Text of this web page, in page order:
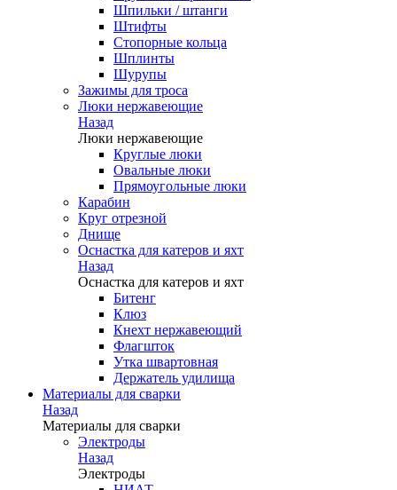
Шпильки / штанги
Штифты
Стопорные кольца
Шплинты
Шурупы
Зажимы для троса
Люки нержавеющие
Назад
Люки нержавеющие
Круглые люки
Овальные люки
Прямоугольные люки
Карабин
Круг отрезной
Днище
Оснастка для катеров и яхт
Назад
Оснастка для катеров и яхт
Битенг
Клюз
Кнехт нержавеющий
Флагшток
Утка швартовная
Держатель удилища
Материалы для сварки
Назад
Материалы для сварки
Электроды
Назад
Электроды